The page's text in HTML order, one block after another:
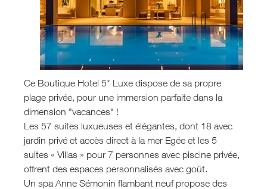
Ce Boutique Hotel 5* Luxe dispose de sa propre
plage privée, pour une immersion parfaite dans la
dimension "vacances" !
Les 57 suites luxueuses et élégantes, dont 18 avec
jardin privé et accès direct à la mer Egée et les 5
suites « Villas » pour 7 personnes avec piscine privée,
offrent des espaces personnalisés avec goût.
Un spa Anne Sémonin flambant neuf propose des